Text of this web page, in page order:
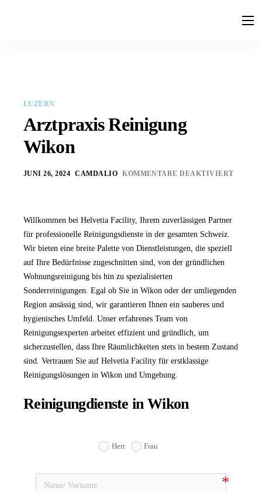
LUZERN
Arztpraxis Reinigung
Wikon
JUNI 26, 2024 CAMDALIO KOMMENTARE DEAKTIVIERT
Willkommen bei Helvetia Facility, Ihrem zuverlässigen Partner
für professionelle Reinigungsdienste in der gesamten Schweiz.
Wir bieten eine breite Palette von Dienstleistungen, die speziell
auf Ihre Bedürfnisse zugeschnitten sind, von der gründlichen
Wohnungsreinigung bis hin zu spezialisierten
Sonderreinigungen. Egal ob Sie in Wikon oder der umliegenden
Region ansässig sind, wir garantieren Ihnen ein sauberes und
hygienisches Umfeld. Unser erfahrenes Team von
Reinigungsexperten arbeitet effizient und gründlich, um
sicherzustellen, dass Ihre Räumlichkeiten stets in bestem Zustand
sind. Vertrauen Sie auf Helvetia Facility für erstklassige
Reinigungslösungen in Wikon und Umgebung.
Reinigungdienste in Wikon
Herr Frau